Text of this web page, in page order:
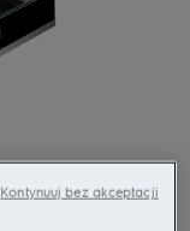
Kontynuuj bez akceptacji